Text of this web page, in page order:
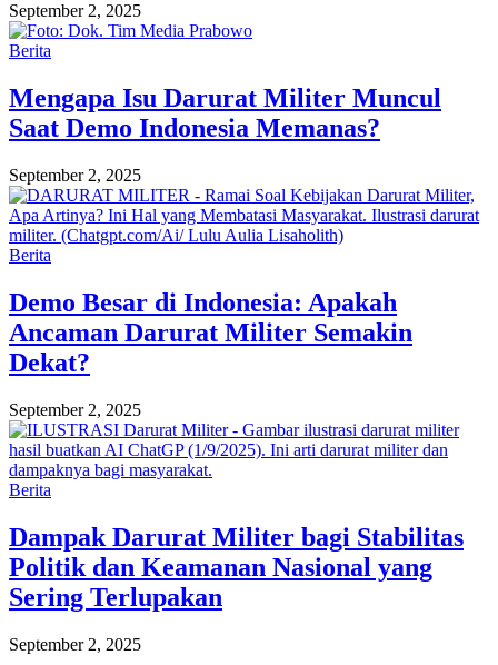
September 2, 2025
Berita
Mengapa Isu Darurat Militer Muncul
Saat Demo Indonesia Memanas?
September 2, 2025
Berita
Demo Besar di Indonesia: Apakah
Ancaman Darurat Militer Semakin
Dekat?
September 2, 2025
Berita
Dampak Darurat Militer bagi Stabilitas
Politik dan Keamanan Nasional yang
Sering Terlupakan
September 2, 2025